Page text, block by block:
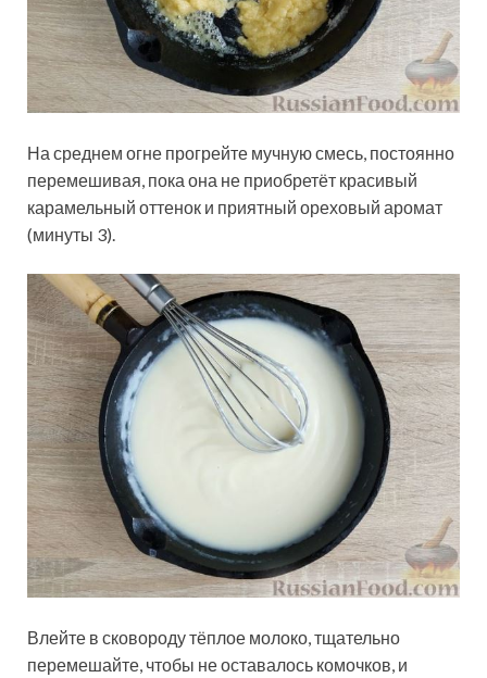
На среднем огне прогрейте мучную смесь, постоянно
перемешивая, пока она не приобретёт красивый
карамельный оттенок и приятный ореховый аромат
(минуты 3).
Влейте в сковороду тёплое молоко, тщательно
перемешайте, чтобы не оставалось комочков, и